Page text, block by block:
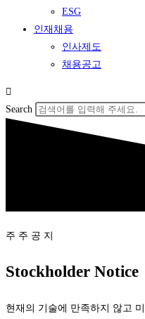
ESG
인재채용
인사제도
채용공고
Search
주 주 공 지
Stockholder Notice
현재의 기술에 만족하지 않고